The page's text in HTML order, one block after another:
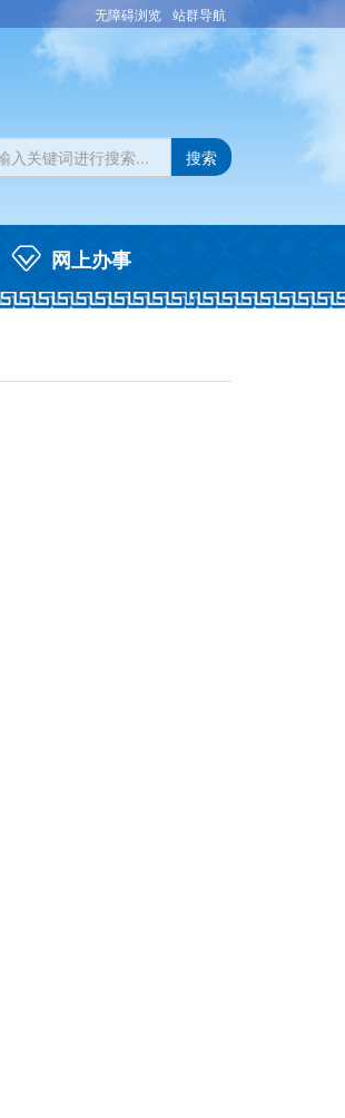
无障碍浏览 站群导航
搜索
网上办事